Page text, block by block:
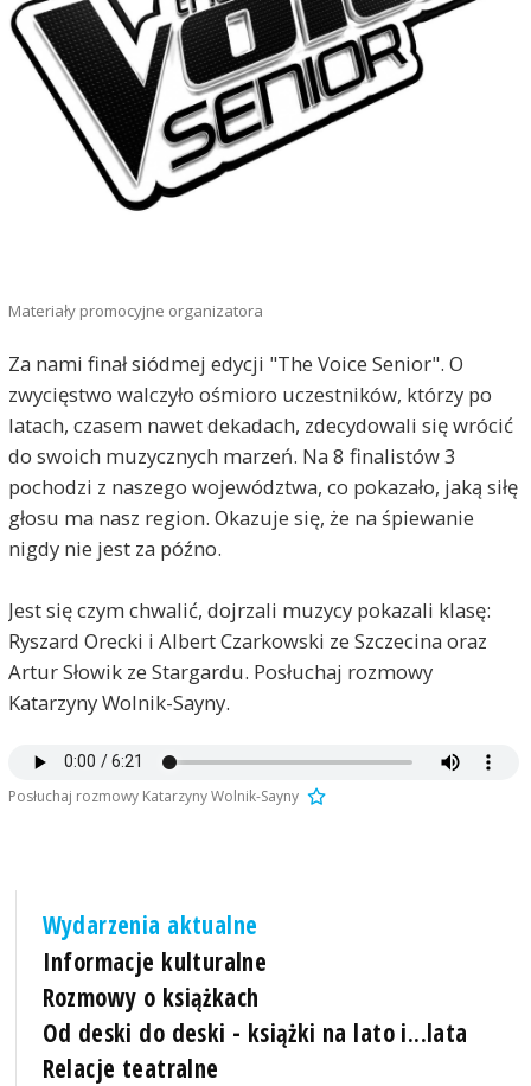
Materiały promocyjne organizatora
Za nami finał siódmej edycji "The Voice Senior". O
zwycięstwo walczyło ośmioro uczestników, którzy po
latach, czasem nawet dekadach, zdecydowali się wrócić
do swoich muzycznych marzeń. Na 8 finalistów 3
pochodzi z naszego województwa, co pokazało, jaką siłę
głosu ma nasz region. Okazuje się, że na śpiewanie
nigdy nie jest za późno.
Jest się czym chwalić, dojrzali muzycy pokazali klasę:
Ryszard Orecki i Albert Czarkowski ze Szczecina oraz
Artur Słowik ze Stargardu. Posłuchaj rozmowy
Katarzyny Wolnik-Sayny.
Posłuchaj rozmowy Katarzyny Wolnik-Sayny
Wydarzenia aktualne
Informacje kulturalne
Rozmowy o książkach
Od deski do deski - książki na lato i...lata
Relacje teatralne